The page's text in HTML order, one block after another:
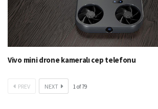
Vivo mini drone kameralı cep telefonu
PREV NEXT 1of79